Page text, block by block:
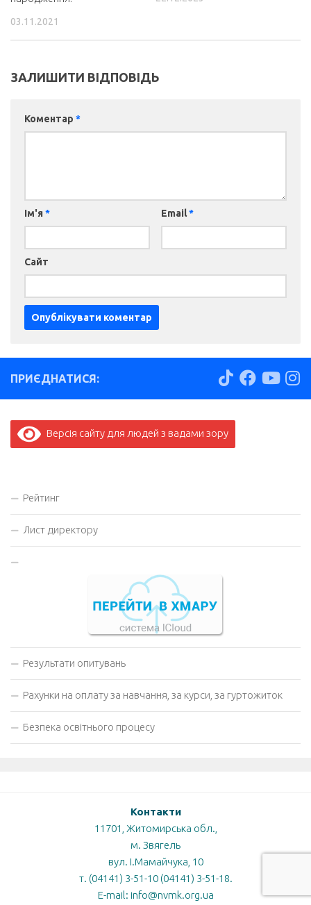
03.11.2021
ЗАЛИШИТИ ВІДПОВІДЬ
Коментар *
Ім'я * Email*
Сайт
ПРИЄДНАТИСЯ:
Версія сайту для людей з вадами зору
Рейтинг
Лист директору
Результати опитувань
Рахунки на оплату за навчання, за курси, за гуртожиток
Безпека освітнього процесу
Контакти
11701, Житомирська обл.,
м. Звягель
вул. І.Мамайчука, 10
т. (04141) 3-51-10 (04141) 3-51-18.
E-mail: info@nvmk.org.ua